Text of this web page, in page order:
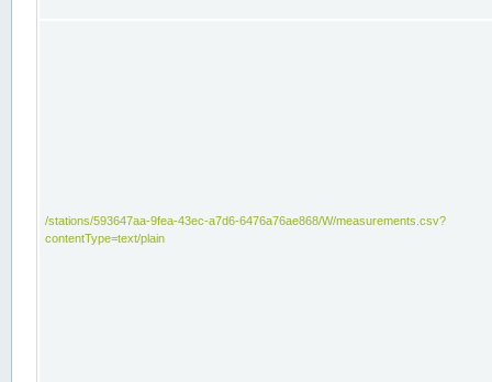
/stations/593647aa-9fea-43ec-a7d6-6476a76ae868/W/measurements.csv?
contentType=text/plain